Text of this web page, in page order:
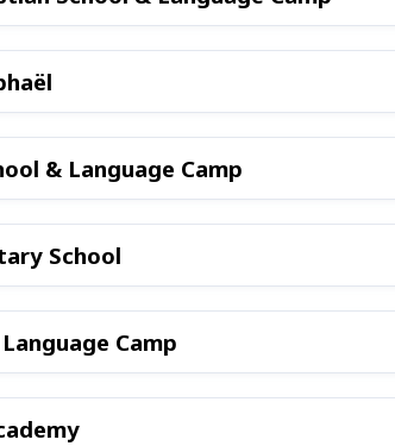
Laval | John F. Kennedy Elementary School & Language Camp
Elementary School
Camp